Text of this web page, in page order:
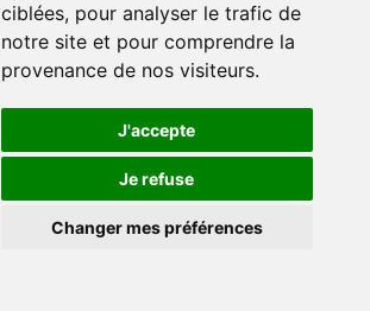
ciblées, pour analyser le trafic de
notre site et pour comprendre la
provenance de nos visiteurs.
J'accepte
Je refuse
Changer mes préférences